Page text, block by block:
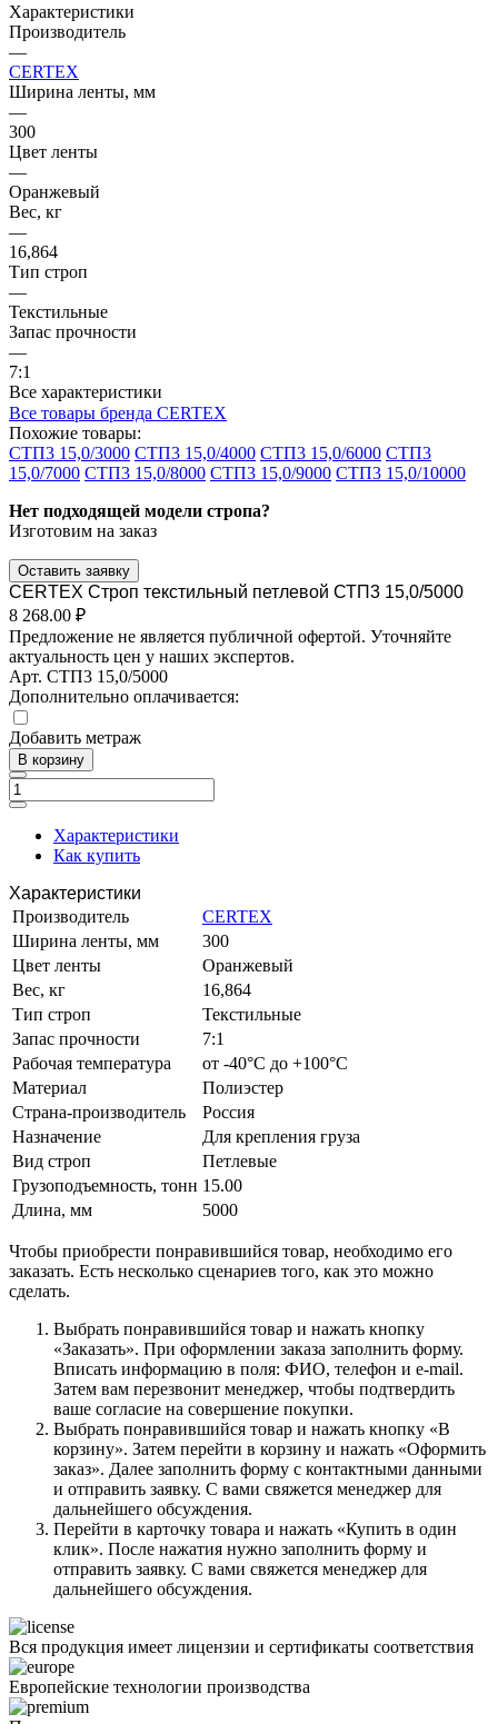
Характеристики
Производитель
—
CERTEX
Ширина ленты, мм
—
300
Цвет ленты
—
Оранжевый
Вес, кг
—
16,864
Тип строп
—
Текстильные
Запас прочности
—
7:1
Все характеристики
Все товары бренда CERTEX
Похожие товары:
СТП3 15,0/3000 СТП3 15,0/4000 СТП3 15,0/6000 СТП3
15,0/7000 СТП3 15,0/8000 СТП3 15,0/9000 СТП3 15,0/10000
Нет подходящей модели стропа?
Изготовим на заказ
Оставить заявку
CERTEX Строп текстильный петлевой СТП3 15,0/5000
8 268.00 ₽
Предложение не является публичной офертой. Уточняйте
актуальность цен у наших экспертов.
Арт. СТП3 15,0/5000
Дополнительно оплачивается:
Добавить метраж
В корзину
Характеристики
Как купить
Характеристики
Производитель
CERTEX
Ширина ленты, мм
300
Цвет ленты
Оранжевый
Вес, кг
16,864
Тип строп
Текстильные
Запас прочности
7:1
Рабочая температура
от -40°C до +100°C
Материал
Полиэстер
Страна-производитель
Россия
Назначение
Для крепления груза
Вид строп
Петлевые
Грузоподъемность, тонн 15.00
Длина, мм
5000
Чтобы приобрести понравившийся товар, необходимо его
заказать. Есть несколько сценариев того, как это можно
сделать.
Выбрать понравившийся товар и нажать кнопку
«Заказать». При оформлении заказа заполнить форму.
Вписать информацию в поля: ФИО, телефон и e-mail.
Затем вам перезвонит менеджер, чтобы подтвердить
ваше согласие на совершение покупки.
Выбрать понравившийся товар и нажать кнопку «В
корзину». Затем перейти в корзину и нажать «Оформить
заказ». Далее заполнить форму с контактными данными
и отправить заявку. С вами свяжется менеджер для
дальнейшего обсуждения.
Перейти в карточку товара и нажать «Купить в один
клик». После нажатия нужно заполнить форму и
отправить заявку. С вами свяжется менеджер для
дальнейшего обсуждения.
Вся продукция имеет лицензии и сертификаты соответствия
Европейские технологии производства